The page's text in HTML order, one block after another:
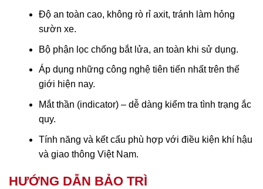
Độ an toàn cao, không rò rỉ axit, tránh làm hỏng
sườn xe.
Bộ phận lọc chống bắt lửa, an toàn khi sử dụng.
Áp dụng những công nghệ tiên tiến nhất trên thế
giới hiện nay.
Mắt thần (indicator) – dễ dàng kiểm tra tình trạng ắc
quy.
Tính năng và kết cấu phù hợp với điều kiện khí hậu
và giao thông Việt Nam.
HƯỚNG DẪN BẢO TRÌ